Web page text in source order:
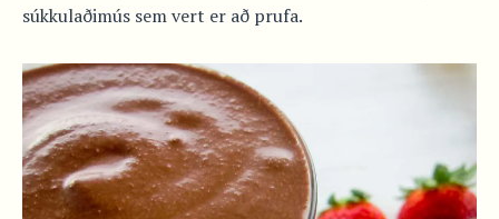
súkkulaðimús sem vert er að prufa.